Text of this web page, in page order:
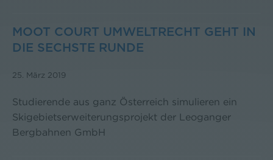
MOOT COURT UMWELTRECHT GEHT IN
DIE SECHSTE RUNDE
25. März 2019
Studierende aus ganz Österreich simulieren ein
Skigebietserweiterungsprojekt der Leoganger
Bergbahnen GmbH